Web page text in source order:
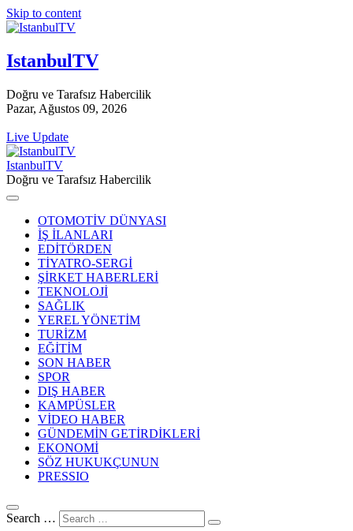
Skip to content
IstanbulTV
Doğru ve Tarafsız Habercilik
Pazar, Ağustos 09, 2026
Live Update
IstanbulTV
Doğru ve Tarafsız Habercilik
OTOMOTİV DÜNYASI
İŞ İLANLARI
EDİTÖRDEN
TİYATRO-SERGİ
ŞİRKET HABERLERİ
TEKNOLOJİ
SAĞLIK
YEREL YÖNETİM
TURİZM
EĞİTİM
SON HABER
SPOR
DIŞ HABER
KAMPÜSLER
VİDEO HABER
GÜNDEMİN GETİRDİKLERİ
EKONOMİ
SÖZ HUKUKÇUNUN
PRESSIO
Search …